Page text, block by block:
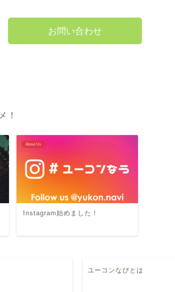
お問い合わせ
！
About Us
Instagram始めました！
ユーコンなびとは